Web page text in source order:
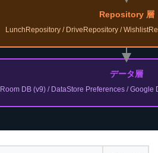
Repository 層
LunchRepository / DriveRepository /
データ層
Room DB (v9) / DataStore Preferences /